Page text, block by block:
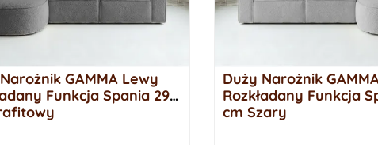
GAMMA Lewy
Funkcja Spania 299
Duży Narożnik
Rozkładany Funkcja
cm Szary